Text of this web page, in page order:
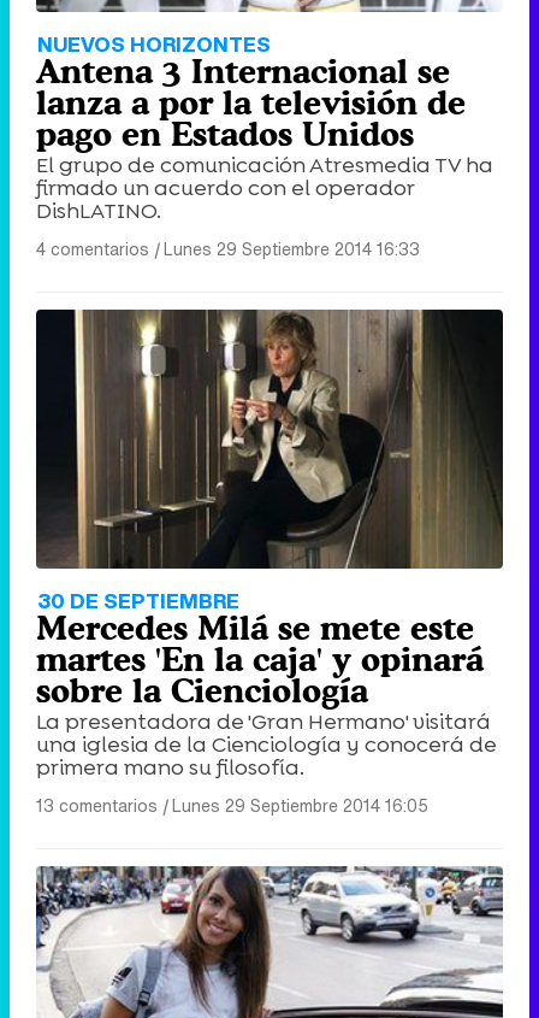
NUEVOS HORIZONTES
Antena 3 Internacional se
lanza a por la televisión de
pago en Estados Unidos
El grupo de comunicación Atresmedia TV ha
firmado un acuerdo con el operador
DishLATINO.
4 comentarios |Lunes 29 Septiembre 2014 16:33
30 DE SEPTIEMBRE
Mercedes Milá se mete este
martes 'En la caja' y opinará
sobre la Cienciología
La presentadora de 'Gran Hermano' visitará
una iglesia de la Cienciología y conocerá de
primera mano su filosofía.
13 comentarios |Lunes 29 Septiembre 2014 16:05